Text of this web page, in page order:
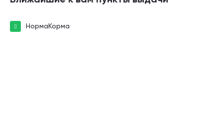
НормаКорма